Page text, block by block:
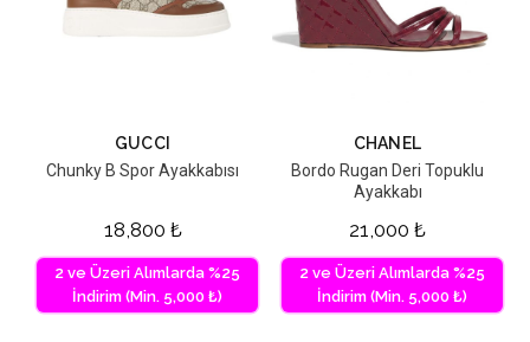
GUCCI
Chunky B Spor Ayakkabısı
18,800 ₺
2 ve Üzeri Alımlarda %25
İndirim (Min. 5,000 ₺)
CHANEL
Bordo Rugan Deri Topuklu
Ayakkabı
21,000 ₺
2 ve Üzeri Alımlarda %25
İndirim (Min. 5,000 ₺)